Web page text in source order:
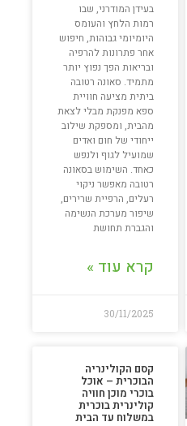
בעידן המודרני, שבו
רמות הלחץ והעומס
היומיומי גבוהות, חיפוש
אחר פתרונות להרפיה
ובריאות הפך נפוץ יותר
מתמיד. סאונה רטובה
ביתית מציעה חוויית
ספא מפנקת מבלי לצאת
מהבית, ומספקת שילוב
ייחודי של חום ואדים
שמועיל לגוף ולנפש
כאחד. השימוש בסאונה
רטובה מאפשר ניקוי
רעלים, הרפיית שרירים,
שיפור מערכת הנשימה
והגברת תחושת
קרא עוד »
30/11/2025
קסם הקולינריה
הבוכרית – אוכל
בוכרי מוכן חוויה
קולינרית בוכרית
במשלוח עד הבית